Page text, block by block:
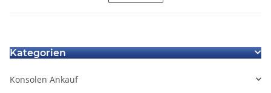
Kategorien
Konsolen Ankauf